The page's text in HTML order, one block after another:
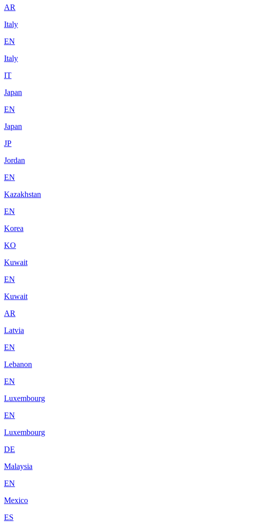
AR
Italy
EN
Italy
IT
Japan
EN
Japan
JP
Jordan
EN
Kazakhstan
EN
Korea
KO
Kuwait
EN
Kuwait
AR
Latvia
EN
Lebanon
EN
Luxembourg
EN
Luxembourg
DE
Malaysia
EN
Mexico
ES